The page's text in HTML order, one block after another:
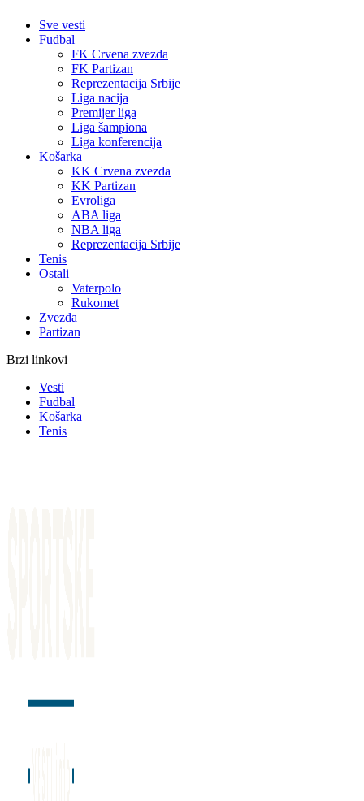
Sve vesti
Fudbal
FK Crvena zvezda
FK Partizan
Reprezentacija Srbije
Liga nacija
Premijer liga
Liga šampiona
Liga konferencija
Košarka
KK Crvena zvezda
KK Partizan
Evroliga
ABA liga
NBA liga
Reprezentacija Srbije
Tenis
Ostali
Vaterpolo
Rukomet
Zvezda
Partizan
Brzi linkovi
Vesti
Fudbal
Košarka
Tenis